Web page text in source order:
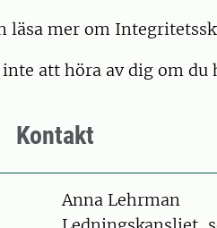
läsa mer om
inte att höra av dig om du
Kontakt
PersonAnna Lehrman